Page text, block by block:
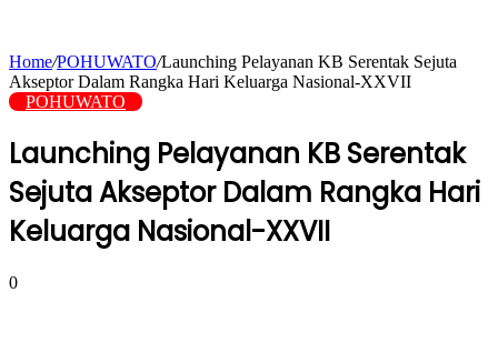
Home/POHUWATO/Launching Pelayanan KB Serentak Sejuta
Akseptor Dalam Rangka Hari Keluarga Nasional-XXVII
POHUWATO
Launching Pelayanan KB Serentak
Sejuta Akseptor Dalam Rangka Hari
Keluarga Nasional-XXVII
0